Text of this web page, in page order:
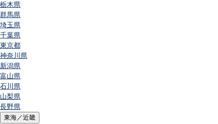
栃木県
群馬県
埼玉県
千葉県
東京都
神奈川県
新潟県
富山県
石川県
山梨県
長野県
東海／近畿